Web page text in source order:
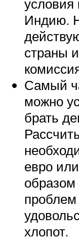
условия
Индию.
страны
Самый
можно
брать
евро
проблем
хлопот.